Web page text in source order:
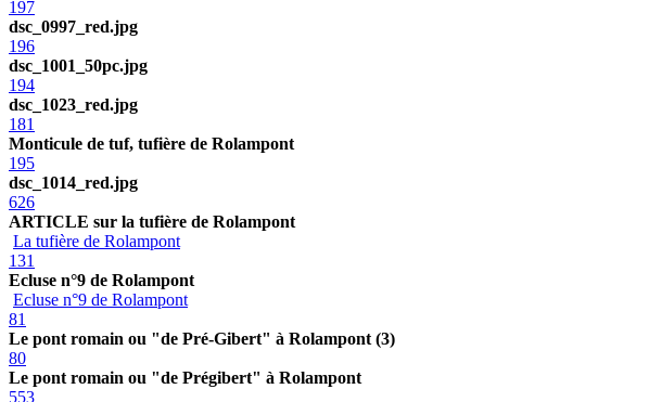
197
dsc_0997_red.jpg
196
dsc_1001_50pc.jpg
194
dsc_1023_red.jpg
181
Monticule de tuf, tufière de Rolampont
195
dsc_1014_red.jpg
626
ARTICLE sur la tufière de Rolampont
La tufière de Rolampont
131
Ecluse n°9 de Rolampont
Ecluse n°9 de Rolampont
81
Le pont romain ou "de Pré-Gibert" à Rolampont (3)
80
Le pont romain ou "de Prégibert" à Rolampont
553